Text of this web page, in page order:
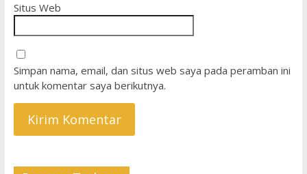
Situs Web
Simpan nama, email, dan situs web saya pada peramban ini
untuk komentar saya berikutnya.